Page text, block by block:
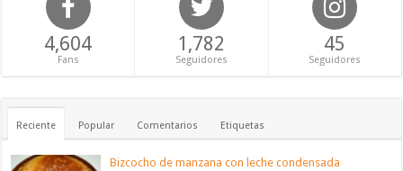
4,604
Fans
1,782
Seguidores
45
Seguidores
Reciente Popular Comentarios Etiquetas
Bizcocho de manzana con leche condensada